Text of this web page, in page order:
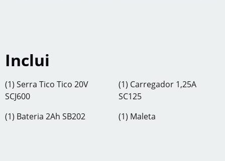
Inclui
(1) Serra Tico Tico 20V
SCJ600
(1) Bateria 2Ah SB202
(1) Carregador 1,25A
SC125
(1) Maleta